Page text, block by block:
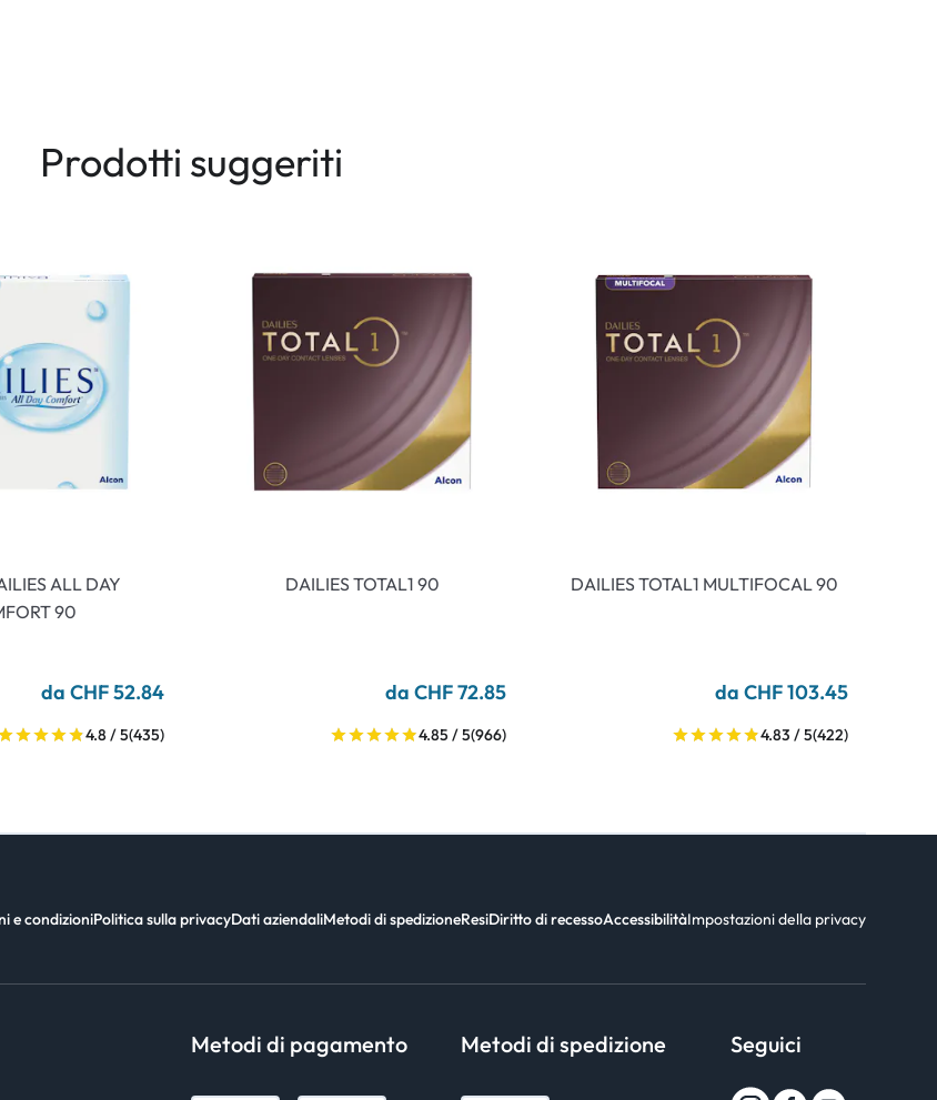
Prodotti suggeriti
ALL DAY
90
da CHF 52.84
4.8 / 5(435)
DAILIES TOTAL1 90
da CHF 72.85
4.85 / 5(966)
DAILIES TOTAL1 MULTIFOCAL 90
da CHF 103.45
4.83 / 5(422)
e condizioniPolitica sulla privacyDati aziendaliMetodi di spedizioneResiDiritto di recessoAccessibilitàImpostazioni della privacy
Metodi di pagamento Metodi di spedizione Seguici